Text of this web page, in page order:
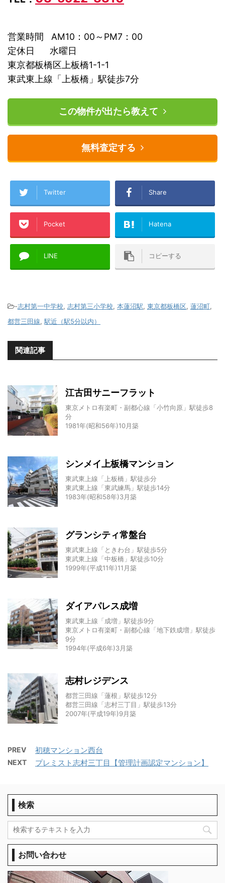
営業時間 AM10：00～PM7：00
定休日 水曜日
東京都板橋区上板橋1-1-1
東武東上線「上板橋」駅徒歩7分
この物件が出たら教えて
無料査定する
Twitter Share
Pocket Hatena
LINE コピーする
-志村第一中学校, 志村第三小学校, 本蓮沼駅, 東京都板橋区, 蓮沼町,
都営三田線, 駅近（駅5分以内）
関連記事
江古田サニーフラット
東京メトロ有楽町・副都心線「小竹向原」駅徒歩8
分
1981年(昭和56年)10月築
シンメイ上板橋マンション
東武東上線「上板橋」駅徒歩分
東武東上線「東武練馬」駅徒歩14分
1983年(昭和58年)3月築
グランシティ常盤台
東武東上線「ときわ台」駅徒歩5分
東武東上線「中板橋」駅徒歩10分
1999年(平成11年)11月築
ダイアパレス成増
東武東上線「成増」駅徒歩9分
東京メトロ有楽町・副都心線「地下鉄成増」駅徒歩
9分
1994年(平成6年)3月築
志村レジデンス
都営三田線「蓮根」駅徒歩12分
都営三田線「志村三丁目」駅徒歩13分
2007年(平成19年)9月築
PREV 初穂マンション西台
NEXT プレミスト志村三丁目【管理計画認定マンション】
検索
お問い合わせ